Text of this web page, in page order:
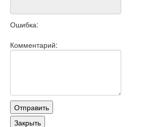
Ошибка:
Комментарий: